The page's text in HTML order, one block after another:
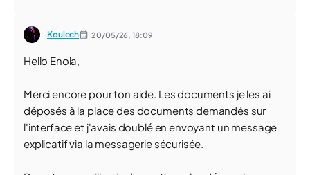
Koulech 20/05/26,18:09
Hello Enola,
Merci encore pour ton aide. Les documents je les ai
déposés à la place des documents demandés sur
l'interface et j'avais doublé en envoyant un message
explicatif via la messagerie sécurisée.